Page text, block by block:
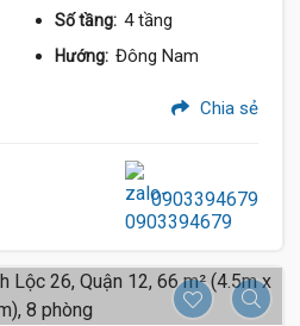
Số tầng: 4 tầng
Hướng: Đông Nam
Chia sẻ
0903394679